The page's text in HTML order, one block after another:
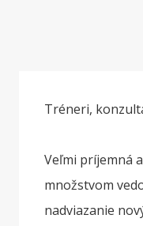
Tréneri,
Veľmi príjemná
množstvom
nadviazanie